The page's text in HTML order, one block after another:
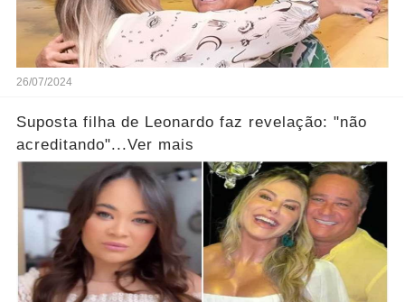
26/07/2024
Suposta filha de Leonardo faz revelação: "não
acreditando"...Ver mais